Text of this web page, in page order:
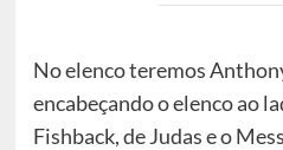
No elenco teremos
encabeçando o elenco ao
Fishback, de Judas e o